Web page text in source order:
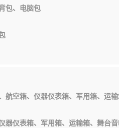
包、电脑包
航空箱、仪器仪表箱、军用箱、运
器仪表箱、军用箱、运输箱、舞台